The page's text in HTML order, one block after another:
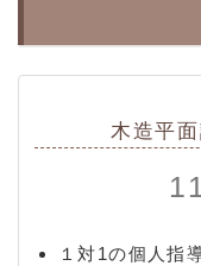
木造平
１対1の個人指